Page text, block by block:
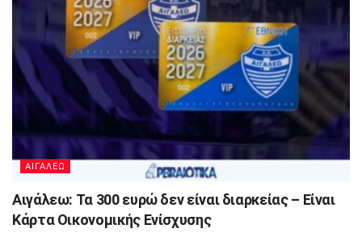
ΑΙΓΑΛΕΩ
Αιγάλεω: Τα 300 ευρώ δεν είναι διαρκείας – Είναι
Κάρτα Οικονομικής Ενίσχυσης